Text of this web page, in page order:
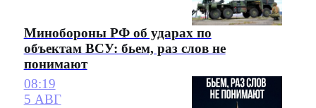
Минобороны РФ об ударах по
объектам ВСУ: бьем, раз слов не
понимают
08:19
5 АВГ